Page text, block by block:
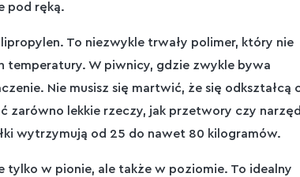
pod ręką.
To niezwykle trwały polimer, który nie
temperatury. W piwnicy, gdzie zwykle bywa
Nie musisz się martwić, że się odkształcą
zarówno lekkie rzeczy, jak przetwory czy
wytrzymują od 25 do nawet 80 kilogramów.
tylko w pionie, ale także w poziomie. To idealny